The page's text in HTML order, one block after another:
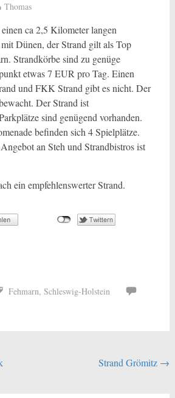
Thomas
ca 2,5 Kilometer langen
Dünen, der Strand gilt als Top
Strandkörbe sind zu genüge
etwas 7 EUR pro Tag. Einen
und FKK Strand gibt es nicht. Der
Der Strand ist
sind genügend vorhanden.
befinden sich 4 Spielplätze.
an Steh und Strandbistros ist
ein empfehlenswerter Strand.
Fehmarn, Schleswig-Holstein
Strand Grömitz →